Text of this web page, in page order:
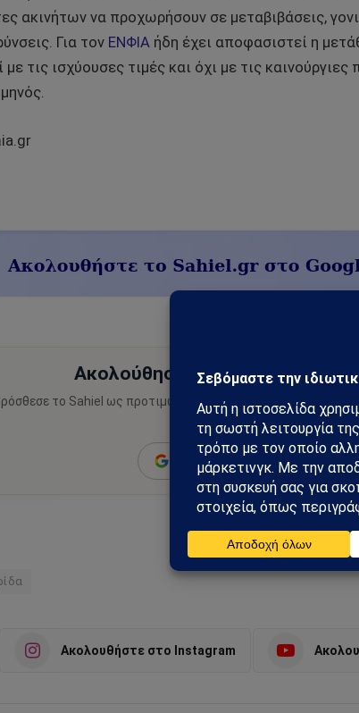
ακινήτων να προχωρήσουν σε μεταβιβάσεις,
Για τον ΕΝΦΙΑ ήδη έχει αποφασιστεί η
με τις ισχύουσες τιμές και όχι με τις
Ακολούθησε το Sahiel στο
το Sahiel ως προτιμώμενη πηγή για να λαμβάνεις
ειδήσεις και αναλύσεις.
Add as a preferred source
Ακολουθήστε στο Instagram